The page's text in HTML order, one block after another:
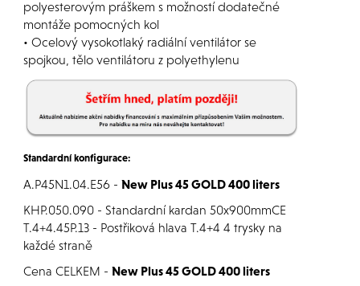
polyesterovým práškem s možností dodatečné
montáže pomocných kol
• Ocelový vysokotlaký radiální ventilátor se
spojkou, tělo ventilátoru z polyethylenu
Standardní konfigurace:
A.P45N1.04.E56 - New Plus 45 GOLD 400 liters
KHP.050.090 - Standardní kardan 50x900mmCE
T.4+4.45P.13 - Postřiková hlava T.4+4 4 trysky na
každé straně
Cena CELKEM - New Plus 45 GOLD 400 liters